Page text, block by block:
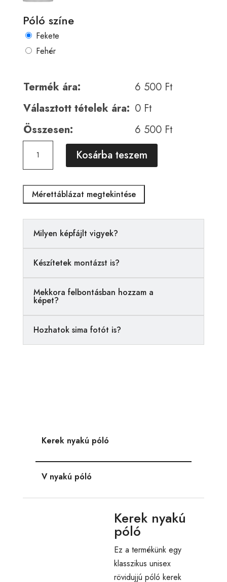
Póló színe
Fekete
Fehér
Termék ára: 6 500 Ft
Választott tételek ára: 0 Ft
Összesen:
6 500 Ft
00200
Kosárba teszem
A
n
Mérettáblázat megtekintése
Milyen képfájlt vigyek?
Készítetek montázst is?
Mekkora felbontásban hozzam a
képet?
Hozhatok sima fotót is?
Kerek nyakú póló
V nyakú póló
Kerek nyakú
póló
Ez a termékünk egy
klasszikus unisex
rövidujjú póló kerek